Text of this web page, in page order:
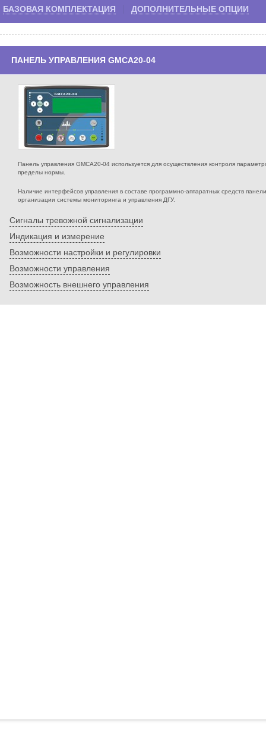
БАЗОВАЯ КОМПЛЕКТАЦИЯ ДОПОЛНИТЕЛЬНЫЕ ОПЦИИ
ПАНЕЛЬ УПРАВЛЕНИЯ GMCA20-04
Панель управления GMCA20-04 используется для осуществления контроля
пределы нормы.
Наличие интерфейсов управления в составе программно-аппаратных средств
организации системы мониторинга и управления ДГУ.
Сигналы тревожной сигнализации
Индикация и измерение
Возможности настройки и регулировки
Возможности управления
Возможность внешнего управления